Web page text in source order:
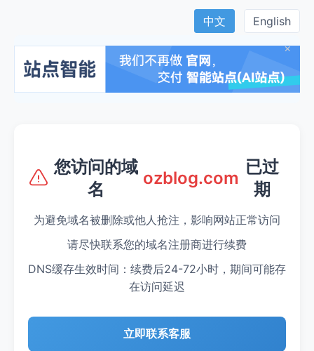
中文
English
×
您访问的域
名
ozblog.com
已过
期
为避免域名被删除或他人抢注，影响网站正常访问
请尽快联系您的域名注册商进行续费
DNS缓存生效时间：续费后24-72小时，期间可能存
在访问延迟
立即联系客服